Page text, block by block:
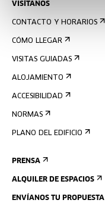
VISÍTANOS
CONTACTO Y HORARIOS
CÓMO LLEGAR
VISITAS GUIADAS
ALOJAMIENTO
ACCESIBILIDAD
NORMAS
PLANO DEL EDIFICIO
PRENSA
ALQUILER DE ESPACIOS
ENVÍANOS TU PROPUESTA